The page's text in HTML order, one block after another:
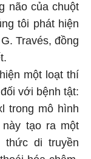
não của chuột
tôi phát hiện
Través, đồng
một loạt thí
với bệnh tật:
trong mô hình
này tạo ra một
thức di truyền